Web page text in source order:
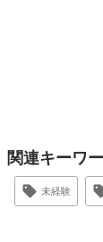
関連キーワ
未経験